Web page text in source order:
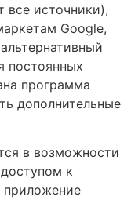
все источники),
Google,
постоянных
программа
дополнительные
в возможности
к
приложение